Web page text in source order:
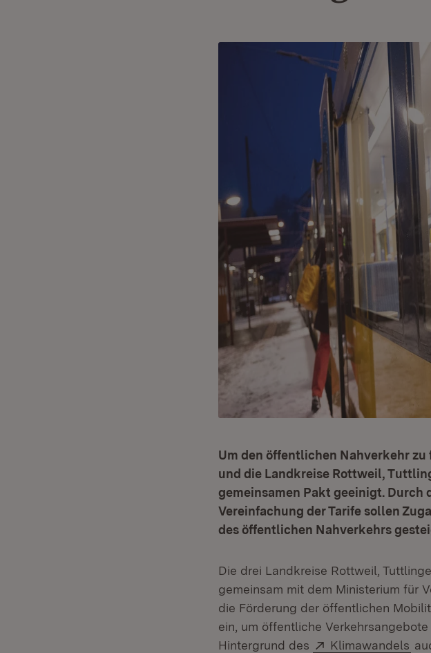
Um den öffentlichen Nahverkehr zu
und die Landkreise Rottweil,
gemeinsamen Pakt geeinigt. Durch
Vereinfachung der Tarife sollen
des öffentlichen Nahverkehrs
Die drei Landkreise Rottweil,
gemeinsam mit dem Ministerium für
die Förderung der öffentlichen
ein, um öffentliche
Hintergrund des
Extern:
Klimawandels